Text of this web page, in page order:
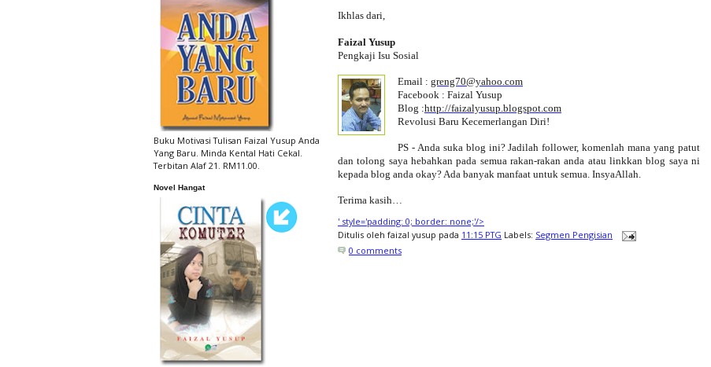
Buku Motivasi Tulisan Faizal Yusup Anda
Yang Baru. Minda Kental Hati Cekal.
Terbitan Alaf 21. RM11.00.
Novel Hangat
Ikhlas dari,
Faizal Yusup
Pengkaji Isu Sosial
Email : greng70@yahoo.com
Facebook : Faizal Yusup
Blog :http://faizalyusup.blogspot.com
Revolusi Baru Kecemerlangan Diri!
PS - Anda suka blog ini? Jadilah follower, komenlah mana yang patut
dan tolong saya hebahkan pada semua rakan-rakan anda atau linkkan blog saya ni
kepada blog anda okay? Ada banyak manfaat untuk semua. InsyaAllah.
Terima kasih…
' style='padding: 0; border: none;'/>
Ditulis oleh faizal yusup pada 11:15 PTG Labels: Segmen Pengisian
0 comments